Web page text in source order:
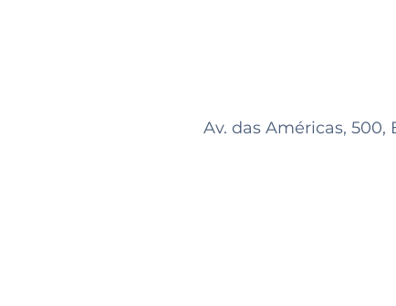
Av. das Américas, 500,